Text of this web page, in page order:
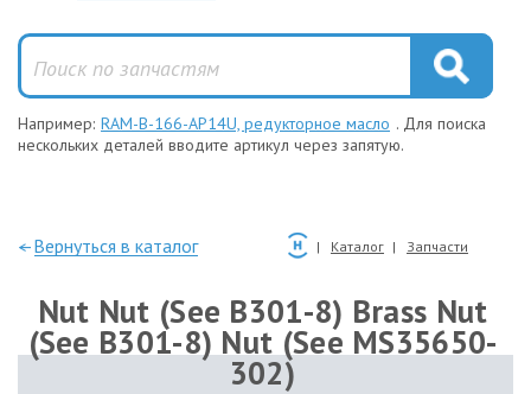
Например: RAM-B-166-AP14U, редукторное масло . Для поиска
нескольких деталей вводите артикул через запятую.
—Вернуться в каталог Каталог Запчасти
Nut Nut (See B301-8) Brass Nut
(See B301-8) Nut (See MS35650-
302)